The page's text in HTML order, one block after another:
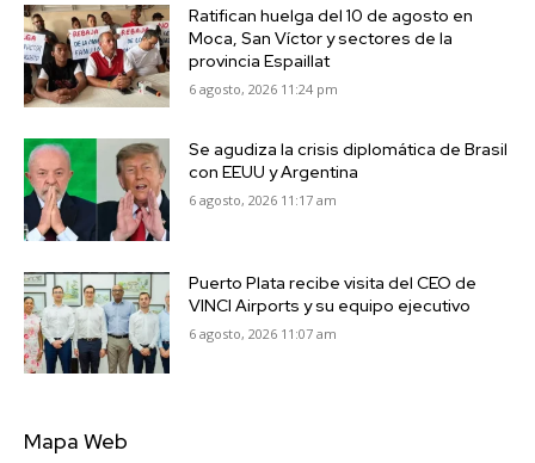
Ratifican huelga del 10 de agosto en
Moca, San Víctor y sectores de la
provincia Espaillat
6 agosto, 2026 11:24 pm
Se agudiza la crisis diplomática de Brasil
con EEUU y Argentina
6 agosto, 2026 11:17 am
Puerto Plata recibe visita del CEO de
VINCI Airports y su equipo ejecutivo
6 agosto, 2026 11:07 am
Mapa Web